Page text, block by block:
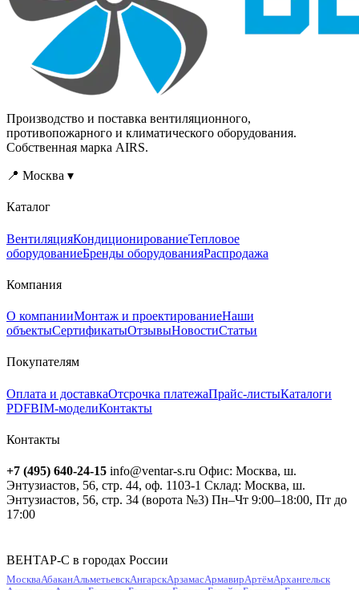
Производство и поставка вентиляционного,
противопожарного и климатического оборудования.
Собственная марка AIRS.
📍 Москва ▾
Каталог
ВентиляцияКондиционированиеТепловое
оборудованиеБренды оборудованияРаспродажа
Компания
О компанииМонтаж и проектированиеНаши
объектыСертификатыОтзывыНовостиСтатьи
Покупателям
Оплата и доставкаОтсрочка платежаПрайс-листыКаталоги
PDFBIM-моделиКонтакты
Контакты
+7 (495) 640-24-15 info@ventar-s.ru Офис: Москва, ш.
Энтузиастов, 56, стр. 44, оф. 1103-1 Склад: Москва, ш.
Энтузиастов, 56, стр. 34 (ворота №3) Пн–Чт 9:00–18:00, Пт до
17:00
ВЕНТАР-С в городах России
МоскваАбаканАльметьевскАнгарскАрзамасАрмавирАртёмАрхангельск